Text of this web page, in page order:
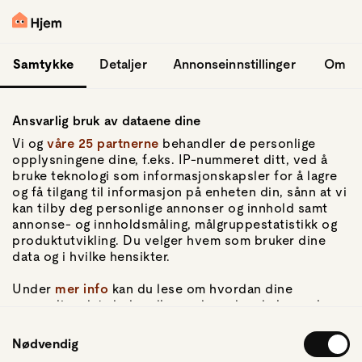
Samtykke Detaljer Annonseinnstillinger Om
Ansvarlig bruk av dataene dine
Vi og våre 25 partnerne behandler de personlige
opplysningene dine, f.eks. IP-nummeret ditt, ved å
bruke teknologi som informasjonskapsler for å lagre
og få tilgang til informasjon på enheten din, sånn at vi
kan tilby deg personlige annonser og innhold samt
annonse- og innholdsmåling, målgruppestatistikk og
produktutvikling. Du velger hvem som bruker dine
data og i hvilke hensikter.
Under mer info kan du lese om hvordan dine
personlige data behandles og hvordan du kan velge
trekke tilbake ditt samtykke fra erklæringen om
informasjonskapsler.
Nødvendig
Gå til forsiden
Om Hjem
Om oss
Kundeservice
Artikler
Personvern